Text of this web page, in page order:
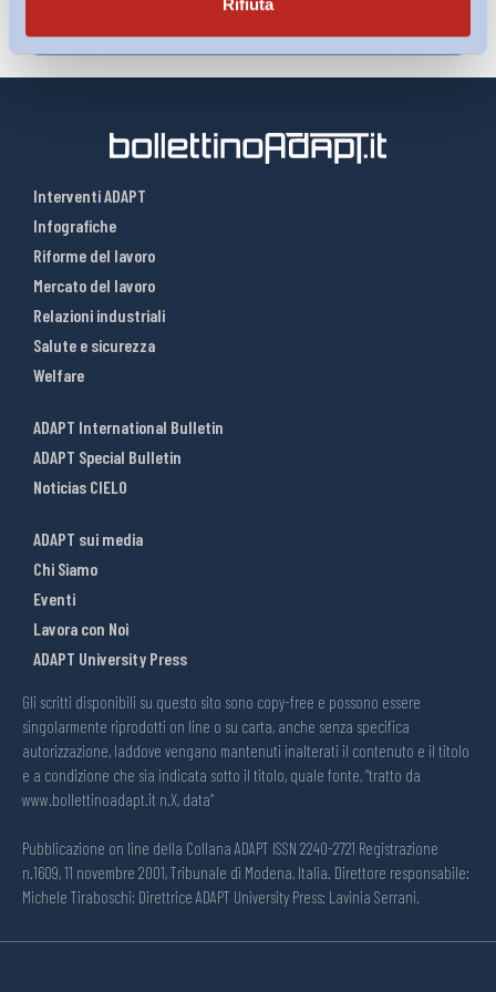
Rifiuta
Interventi ADAPT
Infografiche
Riforme del lavoro
Mercato del lavoro
Relazioni industriali
Salute e sicurezza
Welfare
ADAPT International Bulletin
ADAPT Special Bulletin
Noticias CIELO
ADAPT sui media
Chi Siamo
Eventi
Lavora con Noi
ADAPT University Press
Gli scritti disponibili su questo sito sono copy-free e possono essere
singolarmente riprodotti on line o su carta, anche senza specifica
autorizzazione, laddove vengano mantenuti inalterati il contenuto e il titolo
e a condizione che sia indicata sotto il titolo, quale fonte, “tratto da
www.bollettinoadapt.it n.X, data“
Pubblicazione on line della Collana ADAPT ISSN 2240-2721 Registrazione
n.1609, 11 novembre 2001, Tribunale di Modena, Italia. Direttore responsabile:
Michele Tiraboschi; Direttrice ADAPT University Press: Lavinia Serrani.